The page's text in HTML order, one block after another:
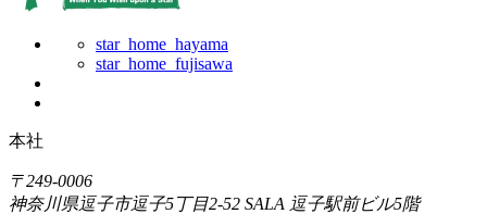
star_home_hayama
star_home_fujisawa
本社
〒249-0006
神奈川県逗子市逗子5丁目2-52 SALA 逗子駅前ビル5階